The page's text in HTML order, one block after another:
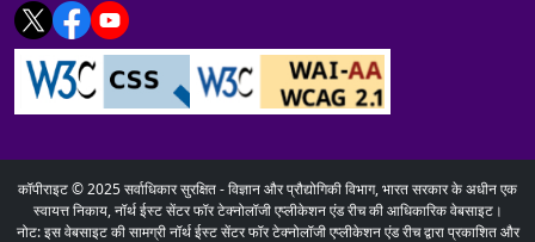
कॉपीराइट © 2025 सर्वाधिकार सुरक्षित - विज्ञान और प्रौद्योगिकी विभाग, भारत सरकार के अधीन एक
स्वायत्त निकाय, नॉर्थ ईस्ट सेंटर फॉर टेक्नोलॉजी एप्लीकेशन एंड रीच की आधिकारिक वेबसाइट।
नोट: इस वेबसाइट की सामग्री नॉर्थ ईस्ट सेंटर फॉर टेक्नोलॉजी एप्लीकेशन एंड रीच द्वारा प्रकाशित और